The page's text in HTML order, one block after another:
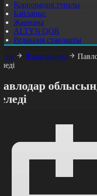
Корпорация туралы
Байланыс
Жарнама
ALTYN QOR
Редакция стандарты
Жаңалықтар